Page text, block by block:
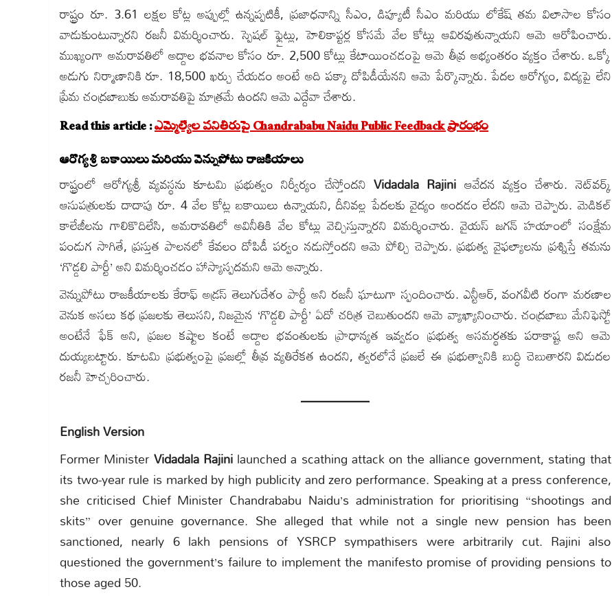
రాష్ట్రం రూ. 3.61 లక్షల కోట్ల అప్పుల్లో ఉన్నప్పటికీ, ప్రజాధనాన్ని సీఎం, డిప్యూటీ సీఎం మరియు లోకేష్ తమ విలాసాల కోసం
వాడుకుంటున్నారని రజనీ విమర్శించారు. స్పెషల్ ఫ్లైట్లు, హెలికాప్టర్ల కోసమే వేల కోట్లు ఆవిరవుతున్నాయని ఆమె ఆరోపించారు.
ముఖ్యంగా అమరావతిలో అద్దాల భవనాల కోసం రూ. 2,500 కోట్లు కేటాయించడంపై ఆమె తీవ్ర అభ్యంతరం వ్యక్తం చేశారు. ఒక్కో
అడుగు నిర్మాణానికి రూ. 18,500 ఖర్చు చేయడం అంటే అది పక్కా దోపిడీయేనని ఆమె పేర్కొన్నారు. పేదల ఆరోగ్యం, విద్యపై లేని
ప్రేమ చంద్రబాబుకు అమరావతిపై మాత్రమే ఉందని ఆమె ఎద్దేవా చేశారు.
Read this article :ఎమ్మెల్యేల పనితీరుపై Chandrababu Naidu Public Feedback ప్రారంభం
ఆరోగ్యశ్రీ బకాయిలు మరియు వెన్నుపోటు రాజకీయాలు
రాష్ట్రంలో ఆరోగ్యశ్రీ వ్యవస్థను కూటమి ప్రభుత్వం నిర్వీర్యం చేస్తోందనిVidadala Rajini ఆవేదన వ్యక్తం చేశారు. నెట్‌వర్క్
ఆసుపత్రులకు దాదాపు రూ. 4 వేల కోట్ల బకాయిలు ఉన్నాయని, దీనివల్ల పేదలకు వైద్యం అందడం లేదని ఆమె చెప్పారు. మెడికల్
కాలేజీలను గాలికొదిలేసి, అమరావతిలో అవినీతికి వేల కోట్లు వెచ్చిస్తున్నారని విమర్శించారు. వైయస్ జగన్ హయాంలో సంక్షేమ
పండుగ సాగితే, ప్రస్తుత పాలనలో కేవలం దోపిడీ పర్వం నడుస్తోందని ఆమె పోల్చి చెప్పారు. ప్రభుత్వ వైఫల్యాలను ప్రశ్నిస్తే తమను
‘గొడ్డలి పార్టీ’ అని విమర్శించడం హాస్యాస్పదమని ఆమె అన్నారు.
వెన్నుపోటు రాజకీయాలకు కేరాఫ్ అడ్రస్ తెలుగుదేశం పార్టీ అని రజనీ ఘాటుగా స్పందించారు. ఎన్టీఆర్, వంగవీటి రంగా మరణాల
వెనుక అసలు కథ ప్రజలకు తెలుసని, నిజమైన ‘గొడ్డలి పార్టీ’ ఏదో చరిత్ర చెబుతుందని ఆమె వ్యాఖ్యానించారు. చంద్రబాబు మేనిఫెస్టో
అంటేనే ఫేక్ అని, ప్రజల కష్టాల కంటే అద్దాల భవంతులకు ప్రాధాన్యత ఇవ్వడం ప్రభుత్వ అసమర్థతకు పరాకాష్ట అని ఆమె
దుయ్యబట్టారు. కూటమి ప్రభుత్వంపై ప్రజల్లో తీవ్ర వ్యతిరేకత ఉందని, త్వరలోనే ప్రజలే ఈ ప్రభుత్వానికి బుద్ధి చెబుతారని విడుదల
రజనీ హెచ్చరించారు.
English Version
Former MinisterVidadala Rajinilaunched a scathing attack on the alliance government, stating that
its two-year rule is marked by high publicity and zero performance. Speaking at a press conference,
she criticised Chief Minister Chandrababu Naidu’s administration for prioritising “shootings and
skits” over genuine governance. She alleged that while not a single new pension has been
sanctioned, nearly 6 lakh pensions of YSRCP sympathisers were arbitrarily cut. Rajini also
questioned the government’s failure to implement the manifesto promise of providing pensions to
those aged 50.